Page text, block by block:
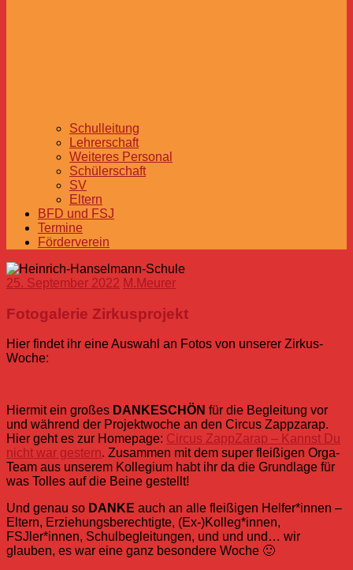
Schulleitung
Lehrerschaft
Weiteres Personal
Schülerschaft
SV
Eltern
BFD und FSJ
Termine
Förderverein
25. September 2022 M.Meurer
Fotogalerie Zirkusprojekt
Hier findet ihr eine Auswahl an Fotos von unserer Zirkus-
Woche:
Hiermit ein großes DANKESCHÖN für die Begleitung vor
und während der Projektwoche an den Circus Zappzarap.
Hier geht es zur Homepage: Circus ZappZarap – Kannst Du
nicht war gestern. Zusammen mit dem super fleißigen Orga-
Team aus unserem Kollegium habt ihr da die Grundlage für
was Tolles auf die Beine gestellt!
Und genau so DANKE auch an alle fleißigen Helfer*innen –
Eltern, Erziehungsberechtigte, (Ex-)Kolleg*innen,
FSJler*innen, Schulbegleitungen, und und und… wir
glauben, es war eine ganz besondere Woche 🙂